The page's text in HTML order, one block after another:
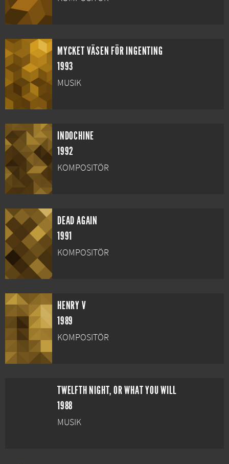
MYCKET VÄSEN FÖR INGENTING
1993
MUSIK
INDOCHINE
1992
KOMPOSITÖR
DEAD AGAIN
1991
KOMPOSITÖR
HENRY V
1989
KOMPOSITÖR
TWELFTH NIGHT, OR WHAT YOU WILL
1988
MUSIK